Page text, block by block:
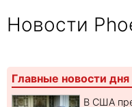
Новости
Главные новости дня
В США